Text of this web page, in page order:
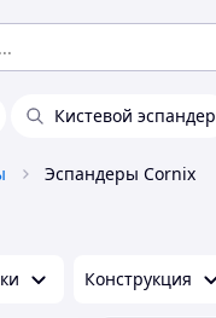
Кистевой эспандер
Эспандеры Cornix
Конструкция